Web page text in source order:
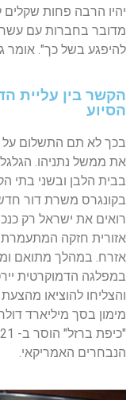
יהיו הרבה פחות
מדובר בחברות עם
להיפגע בשל כך". אומר
הקשר בין עליית
הסיוע
בכך לא תם התשלום על
את ממשל נתניהו.
בבית הלבן ובשני בתי
בקונגרס משרת דור
רואים את ישראל רק
אזורית חזקה המתעמרת
אזרח. במהלך מתואם
במפלגה הדמוקרטית
והצליחו להוציאו
מימון בסך מיליארד
הנבחרים האמריקאי.